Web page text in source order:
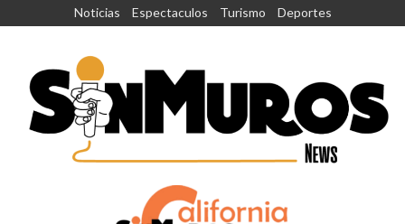
Noticias Espectaculos Turismo Deportes